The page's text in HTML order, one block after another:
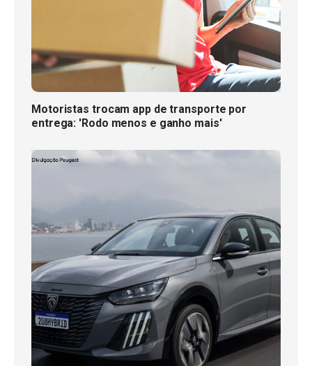
Motoristas trocam app de transporte por
entrega: 'Rodo menos e ganho mais'